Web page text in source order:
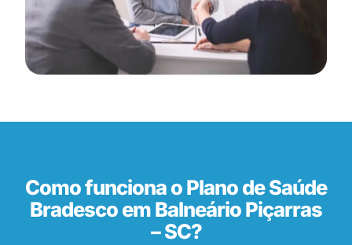
Como funciona o Plano de Saúde
Bradesco em Balneário Piçarras
– SC?